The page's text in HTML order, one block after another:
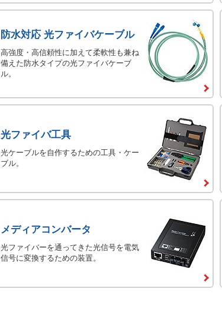
防水対応 光ファイバケーブル
高強度・高信頼性に加えて柔軟性も兼ね
備えた防水タイプの光ファイバケーブ
ル。
光ファイバ工具
光ケーブルを自作するための工具・ケー
ブル。
メディアコンバータ
光ファイバーを通ってきた光信号を電気
信号に変換するための装置。